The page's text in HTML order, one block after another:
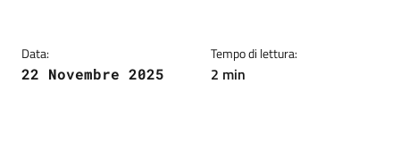
Data:
22 Novembre 2025
Tempo di lettura:
2 min